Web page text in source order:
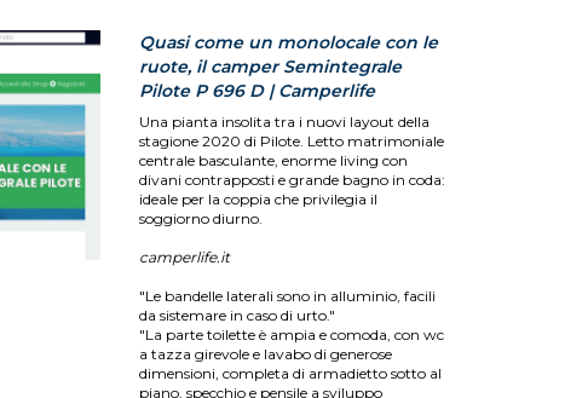
Quasi come un monolocale con le
ruote, il camper Semintegrale
Pilote P 696 D | Camperlife
Una pianta insolita tra i nuovi layout della
stagione 2020 di Pilote. Letto matrimoniale
centrale basculante, enorme living con
divani contrapposti e grande bagno in coda:
ideale per la coppia che privilegia il
soggiorno diurno.
camperlife.it
"Le bandelle laterali sono in alluminio, facili
da sistemare in caso di urto."
"La parte toilette è ampia e comoda, con wc
a tazza girevole e lavabo di generose
dimensioni, completa di armadietto sotto al
piano, specchio e pensile a sviluppo